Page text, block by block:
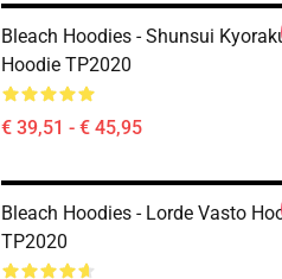
Bleach Hoodies - Shunsui
Hoodie TP2020
€ 39,51 - € 45,95
Bleach Hoodies - Lorde Vasto
TP2020